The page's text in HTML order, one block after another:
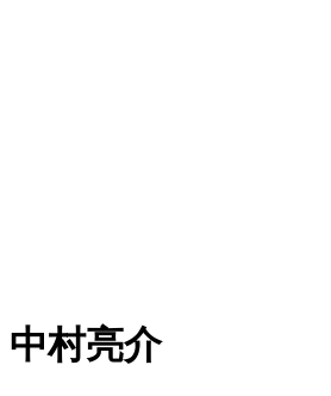
中村亮介